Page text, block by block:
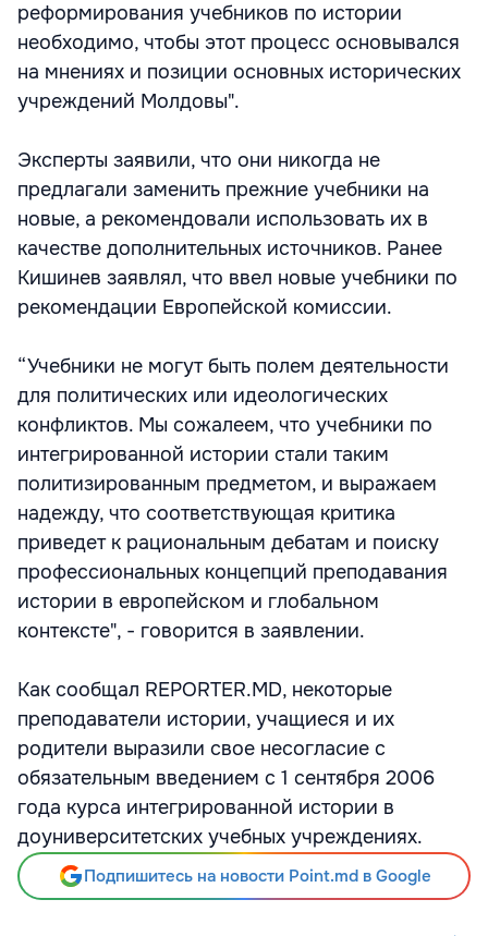
реформирования учебников по истории
необходимо, чтобы этот процесс основывался
на мнениях и позиции основных исторических
учреждений Молдовы".
Эксперты заявили, что они никогда не
предлагали заменить прежние учебники на
новые, а рекомендовали использовать их в
качестве дополнительных источников. Ранее
Кишинев заявлял, что ввел новые учебники по
рекомендации Европейской комиссии.
“Учебники не могут быть полем деятельности
для политических или идеологических
конфликтов. Мы сожалеем, что учебники по
интегрированной истории стали таким
политизированным предметом, и выражаем
надежду, что соответствующая критика
приведет к рациональным дебатам и поиску
профессиональных концепций преподавания
истории в европейском и глобальном
контексте", - говорится в заявлении.
Как сообщал REPORTER.MD, некоторые
преподаватели истории, учащиеся и их
родители выразили свое несогласие с
обязательным введением с 1 сентября 2006
года курса интегрированной истории в
доуниверситетских учебных учреждениях.
Подпишитесь на новости Point.md в Google